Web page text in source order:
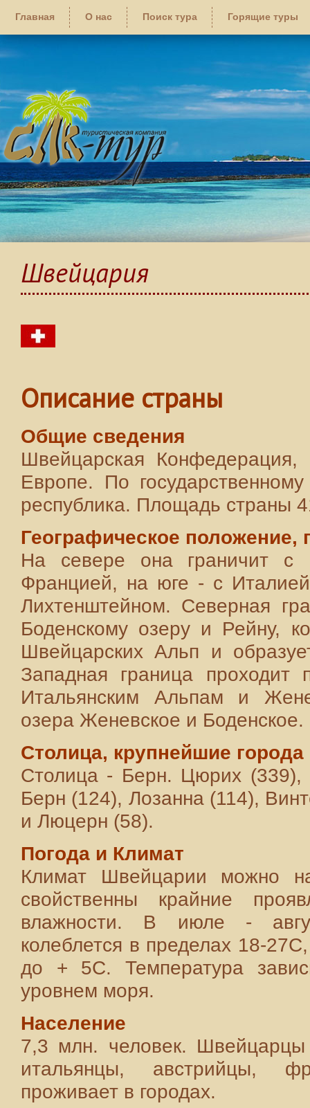
Главная О нас Поиск тура Горящие туры
Швейцария
Описание страны
Общие сведения
Швейцарская Конфедерация,
Европе. По
республика. Площадь страны
Географическое положение,
На севере она граничит
Францией, на юге - с
Лихтенштейном. Северная
Боденскому озеру и Рейну,
Швейцарских Альп и
Западная граница
Итальянским Альпам и
озера Женевское и Боденское.
Столица, крупнейшие города
Столица - Берн. Цюрих
Берн (124), Лозанна (114),
и Люцерн (58).
Погода и Климат
Климат Швейцарии можно
свойственны крайние
влажности. В июле -
колеблется в пределах 18-
до + 5С. Температура
уровнем моря.
Население
7,3 млн. человек.
итальянцы, австрийцы,
проживает в городах.